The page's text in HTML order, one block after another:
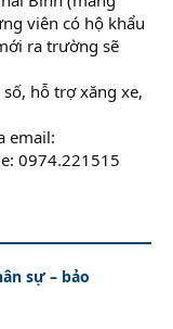
viên có hộ khẩu
ra trường sẽ
hỗ trợ xăng xe,
email:
0974.221515
sự – bảo